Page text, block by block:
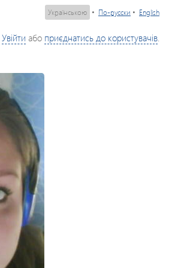
Українською • По-русски • English
Увійти або приєднатись до користувачів.